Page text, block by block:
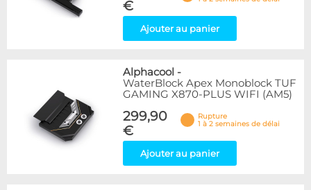
€
Ajouter au panier
Alphacool -
WaterBlock Apex Monoblock TUF
GAMING X870-PLUS WIFI (AM5)
299,90
€
Rupture
1 à 2 semaines de délai
Ajouter au panier